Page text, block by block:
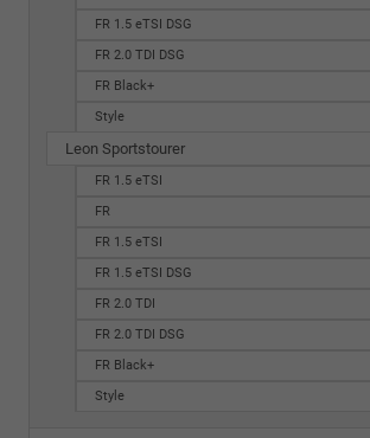
FR 1.5 eTSI DSG
FR 2.0 TDI DSG
FR Black+
Style
Leon Sportstourer
FR 1.5 eTSI
FR
FR 1.5 eTSI
FR 1.5 eTSI DSG
FR 2.0 TDI
FR 2.0 TDI DSG
FR Black+
Style